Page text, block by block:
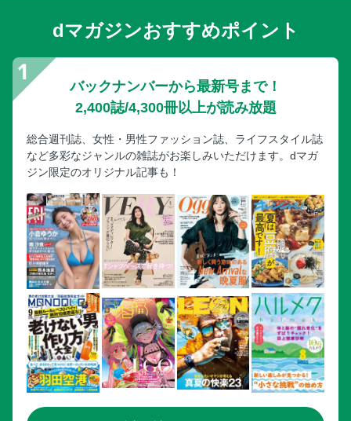
dマガジンおすすめポイント
バックナンバーから最新号まで！
2,400誌/4,300冊以上が読み放題
総合週刊誌、女性・男性ファッション誌、ライフスタイル誌
など多彩なジャンルの雑誌がお楽しみいただけます。dマガ
ジン限定のオリジナル記事も！